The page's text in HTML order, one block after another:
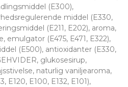
(E300),
middel (E330,
(E211, E202), aroma,
emulgator (E475, E471, E322),
(E500), antioxidanter (E330,
glukosesirup,
naturlig vaniljearoma,
E120, E100, E132, E101),